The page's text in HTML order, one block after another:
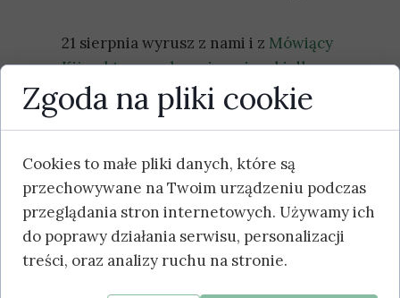
21 sierpnia wyrusz z nami i z Mówiący
Kij - aktywne obozy i wycieczki dla
dzieci i młodzieżyku mazurskiej
przygodzie!!!
Zapraszamy
pod nazwą „Z NATURY AKTYWNIE”!
W planie między innymi: zwiedzanie
Parku Dzikich Zwierząt w
Kadzidłowie oraz Park Linowy w
Spychowie!
Zgoda na pliki cookie
Cookies to małe pliki danych, które są
przechowywane na Twoim urządzeniu podczas
przeglądania stron internetowych. Używamy ich
do poprawy działania serwisu, personalizacji
treści, oraz analizy ruchu na stronie.